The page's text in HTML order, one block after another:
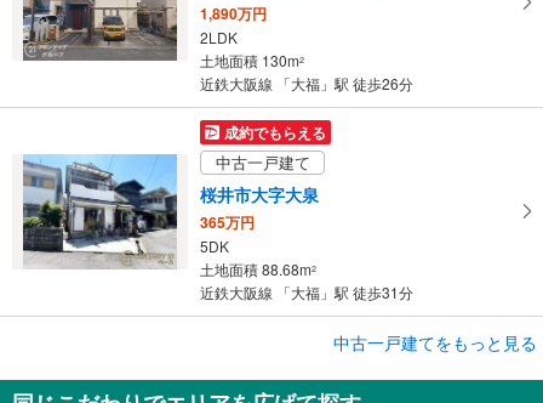
1,890万円
2LDK
土地面積 130m2
近鉄大阪線 「大福」駅 徒歩26分
成約でもらえる
中古一戸建て
桜井市大字大泉
365万円
5DK
土地面積 88.68m2
近鉄大阪線 「大福」駅 徒歩31分
桜井市大字戒重
中古一戸建てをもっと見る